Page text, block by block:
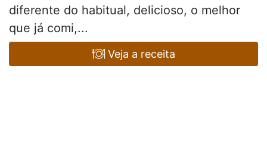
diferente do habitual, delicioso, o melhor
que já comi,...
Veja a receita